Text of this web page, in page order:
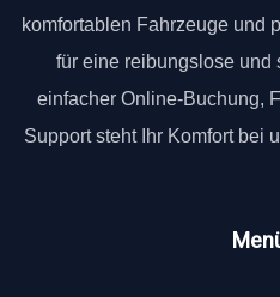
komfortablen Fahrzeuge und
für eine reibungslose und
einfacher Online-Buchung,
Support steht Ihr Komfort bei